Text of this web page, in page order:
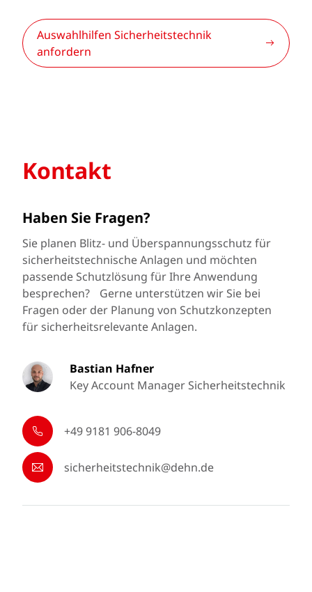
Auswahlhilfen Sicherheitstechnik
anfordern
Kontakt
Haben Sie Fragen?
Sie planen Blitz- und Überspannungsschutz für
sicherheitstechnische Anlagen und möchten
passende Schutzlösung für Ihre Anwendung
besprechen? Gerne unterstützen wir Sie bei
Fragen oder der Planung von Schutzkonzepten
für sicherheitsrelevante Anlagen.
Bastian Hafner
Key Account Manager Sicherheitstechnik
+49 9181 906-8049
sicherheitstechnik@dehn.de